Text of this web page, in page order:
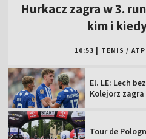
Hurkacz zagra w 3.
kim i
10:53 TENIS /
El. LE: Lech
Kolejorz
Tour de